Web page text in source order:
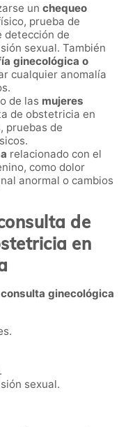
un chequeo
prueba de
detección de
sexual. También
ginecológica o
cualquier anomalía
de las mujeres
de obstetricia en
pruebas de
relacionado con el
como dolor
anormal o cambios
de
en
ginecológica
sexual.